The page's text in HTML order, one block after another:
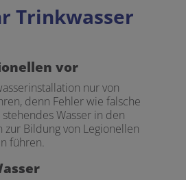
Trinkwasser
vor
nur von
denn Fehler wie falsche
Wasser in den
zur Bildung von Legionellen
führen.